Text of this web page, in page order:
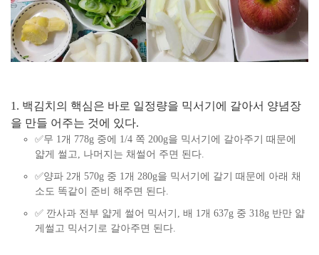
1. 백김치의 핵심은 바로 일정량을 믹서기에 갈아서 양념장
을 만들 어주는 것에 있다.
✅무 1개 778g 중에 1/4 쪽 200g을 믹서기에 갈아주기 때문에
얇게 썰고, 나머지는 채썰어 주면 된다.
✅양파 2개 570g 중 1개 280g을 믹서기에 갈기 때문에 아래 채
소도 똑같이 준비 해주면 된다.
✅ 깐사과 전부 얇게 썰어 믹서기, 배 1개 637g 중 318g 반만 얇
게썰고 믹서기로 갈아주면 된다.